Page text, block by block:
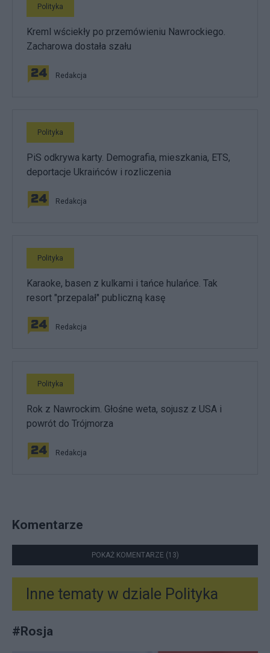
Polityka
Kreml wściekły po przemówieniu Nawrockiego.
Zacharowa dostała szału
Redakcja
Polityka
PiS odkrywa karty. Demografia, mieszkania, ETS,
deportacje Ukraińców i rozliczenia
Redakcja
Polityka
Karaoke, basen z kulkami i tańce hulańce. Tak
resort "przepalał" publiczną kasę
Redakcja
Polityka
Rok z Nawrockim. Głośne weta, sojusz z USA i
powrót do Trójmorza
Redakcja
Komentarze
POKAŻ KOMENTARZE (13)
Inne tematy w dziale Polityka
#Rosja